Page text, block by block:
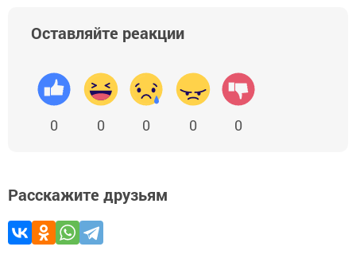
Оставляйте реакции
0 0 0 0 0
Расскажите друзьям